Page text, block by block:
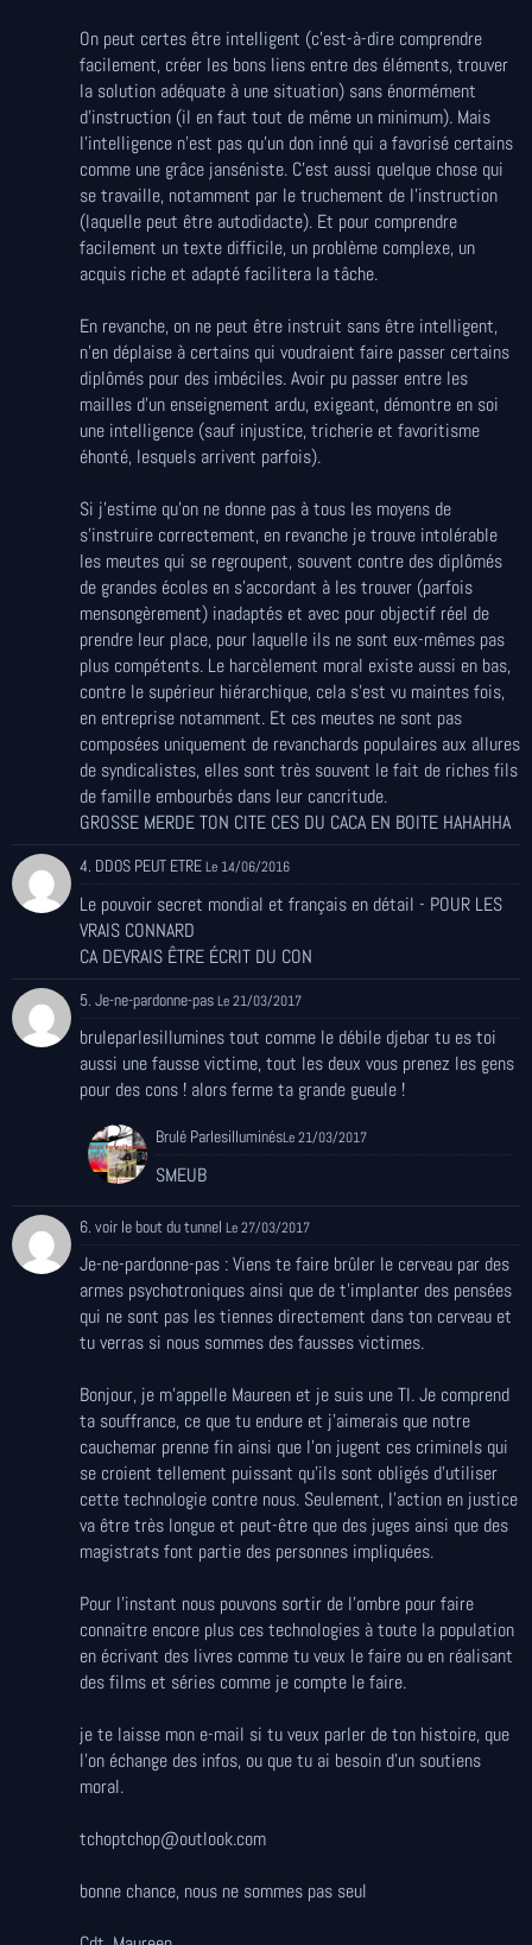
On peut certes être intelligent (c'est-à-dire comprendre
facilement, créer les bons liens entre des éléments, trouver
la solution adéquate à une situation) sans énormément
d'instruction (il en faut tout de même un minimum). Mais
l'intelligence n'est pas qu'un don inné qui a favorisé certains
comme une grâce janséniste. C'est aussi quelque chose qui
se travaille, notamment par le truchement de l'instruction
(laquelle peut être autodidacte). Et pour comprendre
facilement un texte difficile, un problème complexe, un
acquis riche et adapté facilitera la tâche.
En revanche, on ne peut être instruit sans être intelligent,
n'en déplaise à certains qui voudraient faire passer certains
diplômés pour des imbéciles. Avoir pu passer entre les
mailles d'un enseignement ardu, exigeant, démontre en soi
une intelligence (sauf injustice, tricherie et favoritisme
éhonté, lesquels arrivent parfois).
Si j'estime qu'on ne donne pas à tous les moyens de
s'instruire correctement, en revanche je trouve intolérable
les meutes qui se regroupent, souvent contre des diplômés
de grandes écoles en s'accordant à les trouver (parfois
mensongèrement) inadaptés et avec pour objectif réel de
prendre leur place, pour laquelle ils ne sont eux-mêmes pas
plus compétents. Le harcèlement moral existe aussi en bas,
contre le supérieur hiérarchique, cela s'est vu maintes fois,
en entreprise notamment. Et ces meutes ne sont pas
composées uniquement de revanchards populaires aux allures
de syndicalistes, elles sont très souvent le fait de riches fils
de famille embourbés dans leur cancritude.
GROSSE MERDE TON CITE CES DU CACA EN BOITE HAHAHHA
4. DDOS PEUT ETRE Le 14/06/2016
Le pouvoir secret mondial et français en détail - POUR LES
VRAIS CONNARD
CA DEVRAIS ÊTRE ÉCRIT DU CON
5. Je-ne-pardonne-pas Le 21/03/2017
bruleparlesillumines tout comme le débile djebar tu es toi
aussi une fausse victime, tout les deux vous prenez les gens
pour des cons ! alors ferme ta grande gueule !
Brulé ParlesilluminésLe 21/03/2017
SMEUB
6. voir le bout du tunnel Le 27/03/2017
Je-ne-pardonne-pas : Viens te faire brûler le cerveau par des
armes psychotroniques ainsi que de t'implanter des pensées
qui ne sont pas les tiennes directement dans ton cerveau et
tu verras si nous sommes des fausses victimes.
Bonjour, je m'appelle Maureen et je suis une TI. Je comprend
ta souffrance, ce que tu endure et j'aimerais que notre
cauchemar prenne fin ainsi que l'on jugent ces criminels qui
se croient tellement puissant qu'ils sont obligés d'utiliser
cette technologie contre nous. Seulement, l'action en justice
va être très longue et peut-être que des juges ainsi que des
magistrats font partie des personnes impliquées.
Pour l'instant nous pouvons sortir de l'ombre pour faire
connaitre encore plus ces technologies à toute la population
en écrivant des livres comme tu veux le faire ou en réalisant
des films et séries comme je compte le faire.
je te laisse mon e-mail si tu veux parler de ton histoire, que
l'on échange des infos, ou que tu ai besoin d'un soutiens
moral.
tchoptchop@outlook.com
bonne chance, nous ne sommes pas seul